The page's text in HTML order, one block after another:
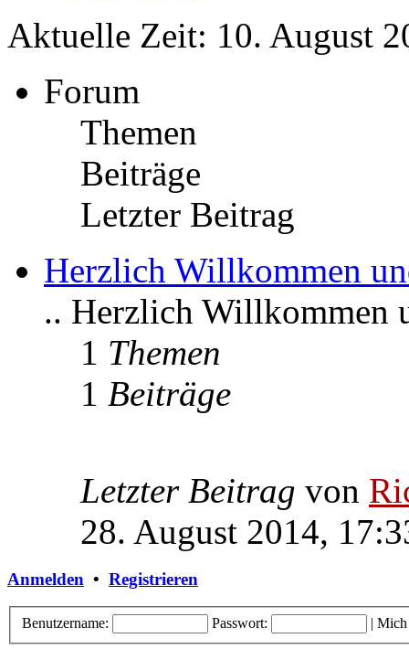
Aktuelle Zeit: 10. August
Forum
Themen
Beiträge
Letzter Beitrag
Herzlich Willkommen
.. Herzlich Willkommen
1 Themen
1 Beiträge
Letzter Beitrag von
28. August 2014,
Anmelden • Registrieren
Benutzername: Passwort: | Mich